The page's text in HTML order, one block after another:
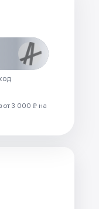
от 3 000 ₽ на